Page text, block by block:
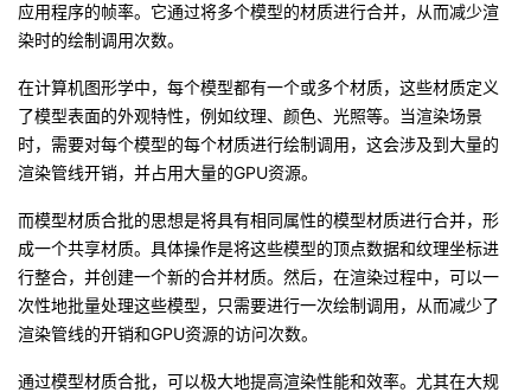
发
者
学
我
的
课
我
的
我
Programs
的
支
持
的
技
术
我
的
云
应用程序的帧率。它通过将多个模型的材质进行合并，从而减少渲
染时的绘制调用次数。
在计算机图形学中，每个模型都有一个或多个材质，这些材质定义
了模型表面的外观特性，例如纹理、颜色、光照等。当渲染场景
时，需要对每个模型的每个材质进行绘制调用，这会涉及到大量的
渲染管线开销，并占用大量的GPU资源。
而模型材质合批的思想是将具有相同属性的模型材质进行合并，形
成一个共享材质。具体操作是将这些模型的顶点数据和纹理坐标进
行整合，并创建一个新的合并材质。然后，在渲染过程中，可以一
次性地批量处理这些模型，只需要进行一次绘制调用，从而减少了
渲染管线的开销和GPU资源的访问次数。
通过模型材质合批，可以极大地提高渲染性能和效率。尤其在大规